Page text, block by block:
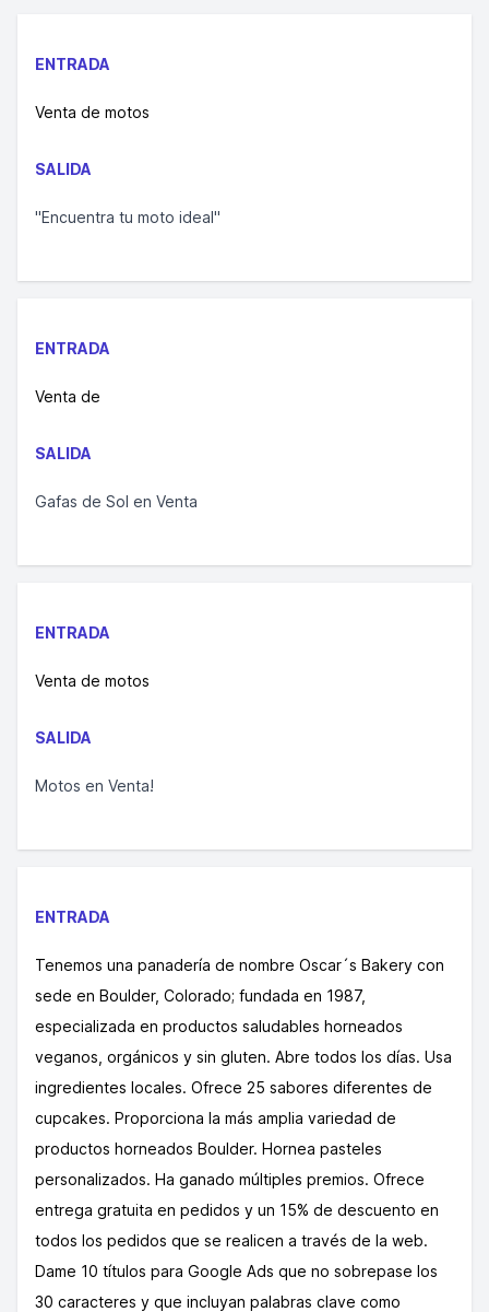
ENTRADA
Venta de motos
SALIDA
"Encuentra tu moto ideal"
ENTRADA
Venta de
SALIDA
Gafas de Sol en Venta
ENTRADA
Venta de motos
SALIDA
Motos en Venta!
ENTRADA
Tenemos una panadería de nombre Oscar´s Bakery con
sede en Boulder, Colorado; fundada en 1987,
especializada en productos saludables horneados
veganos, orgánicos y sin gluten. Abre todos los días. Usa
ingredientes locales. Ofrece 25 sabores diferentes de
cupcakes. Proporciona la más amplia variedad de
productos horneados Boulder. Hornea pasteles
personalizados. Ha ganado múltiples premios. Ofrece
entrega gratuita en pedidos y un 15% de descuento en
todos los pedidos que se realicen a través de la web.
Dame 10 títulos para Google Ads que no sobrepase los
30 caracteres y que incluyan palabras clave como